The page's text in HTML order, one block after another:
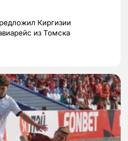
Киргизии
из Томска